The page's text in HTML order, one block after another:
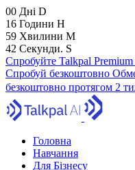
00 Дні D
16 Години H
59 Хвилини M
41 Секунди. S
Спробуйте Talkpal
Спробуй безкоштовно
безкоштовно протягом 2
Головна
Навчання
Для Бізнесу